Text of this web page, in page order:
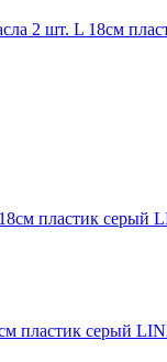
2 шт. L 18см
пластик серый